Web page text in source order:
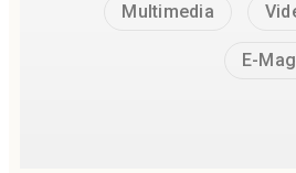
Multimedia
E-